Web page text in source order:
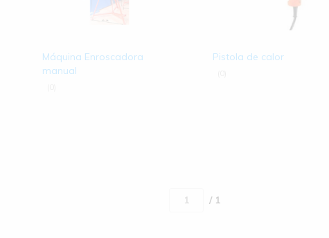
Máquina Enroscadora
manual
Pistola de calor
/ 1